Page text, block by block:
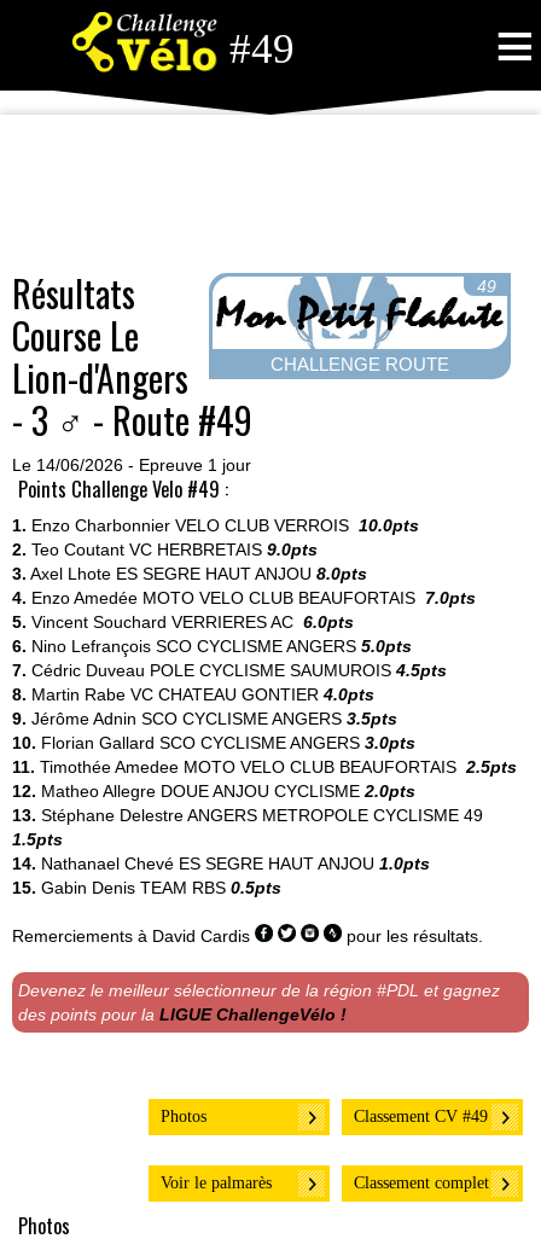
#49 ≡
49
CHALLENGE ROUTE
Résultats
Course Le
Lion-d'Angers
- 3 ♂ - Route #49
Le 14/06/2026 - Epreuve 1 jour
Points Challenge Velo #49 :
1. Enzo Charbonnier VELO CLUB VERROIS 10.0pts
2. Teo Coutant VC HERBRETAIS 9.0pts
3. Axel Lhote ES SEGRE HAUT ANJOU 8.0pts
4. Enzo Amedée MOTO VELO CLUB BEAUFORTAIS 7.0pts
5. Vincent Souchard VERRIERES AC 6.0pts
6. Nino Lefrançois SCO CYCLISME ANGERS 5.0pts
7. Cédric Duveau POLE CYCLISME SAUMUROIS 4.5pts
8. Martin Rabe VC CHATEAU GONTIER 4.0pts
9. Jérôme Adnin SCO CYCLISME ANGERS 3.5pts
10. Florian Gallard SCO CYCLISME ANGERS 3.0pts
11. Timothée Amedee MOTO VELO CLUB BEAUFORTAIS 2.5pts
12. Matheo Allegre DOUE ANJOU CYCLISME 2.0pts
13. Stéphane DelestreANGERS METROPOLE CYCLISME 49
1.5pts
14. Nathanael Chevé ES SEGRE HAUT ANJOU 1.0pts
15. Gabin Denis TEAM RBS 0.5pts
Remerciements à David Cardis pour les résultats.
Devenez le meilleur sélectionneur de la région #PDL et gagnez
des points pour la LIGUE ChallengeVélo !
Classement CV #49
Photos
Classement complet
Voir le palmarès
Photos